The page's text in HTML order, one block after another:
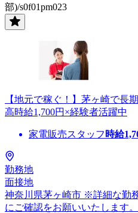
部)/s0f01pm023
【地元で稼ぐ！】茅ヶ崎で長
高時給1,700円×経験者活躍中
家電販売スタッフ 時給
勤務地
面接地
神奈川県茅ヶ崎市 ※詳細な勤
にご確認をお願いいたします。